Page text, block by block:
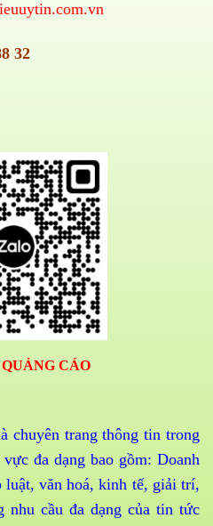
32
CÁO
chuyên trang thông tin trong
đa dạng bao gồm: Doanh
luật, văn hoá, kinh tế, giải trí,
nhu cầu đa dạng của tin tức